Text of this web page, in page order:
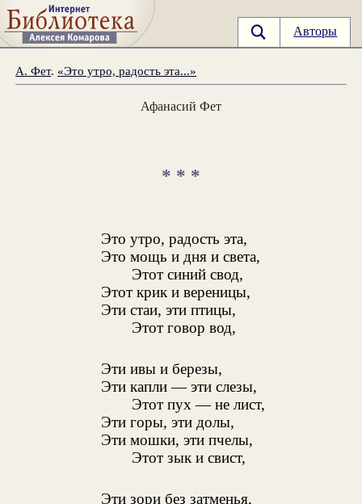
Авторы
А. Фет. «Это утро, радость эта...»
Афанасий Фет
* * *
Это утро, радость эта,
Это мощь и дня и света,
Этот синий свод,
Этот крик и вереницы,
Эти стаи, эти птицы,
Этот говор вод,
Эти ивы и березы,
Эти капли — эти слезы,
Этот пух — не лист,
Эти горы, эти долы,
Эти мошки, эти пчелы,
Этот зык и свист,
Эти зори без затменья,